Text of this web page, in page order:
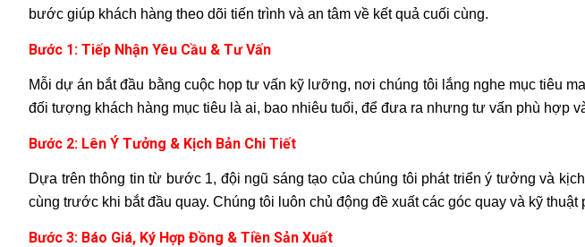
bước giúp khách hàng theo dõi tiến trình và an tâm về kết quả cuối cùng.
Bước 1: Tiếp Nhận Yêu Cầu & Tư Vấn
Mỗi dự án bắt đầu bằng cuộc họp tư vấn kỹ lưỡng, nơi chúng tôi lắng nghe mục tiêu
đối tượng khách hàng mục tiêu là ai, bao nhiêu tuổi, để đưa ra nhưng tư vấn phù hợp
Bước 2: Lên Ý Tưởng & Kịch Bản Chi Tiết
Dựa trên thông tin từ bước 1, đội ngũ sáng tạo của chúng tôi phát triển ý tưởng và
cùng trước khi bắt đầu quay. Chúng tôi luôn chủ động đề xuất các góc quay và kỹ
Bước 3: Báo Giá, Ký Hợp Đồng & Tiền Sản Xuất